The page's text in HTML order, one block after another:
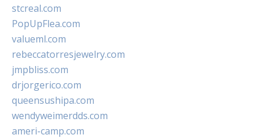
stcreal.com
PopUpFlea.com
valueml.com
rebeccatorresjewelry.com
jmpbliss.com
drjorgerico.com
queensushipa.com
wendyweimerdds.com
ameri-camp.com